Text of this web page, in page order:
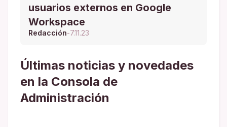
usuarios externos en Google
Workspace
Redacción-7.11.23
Últimas noticias y novedades
en la Consola de
Administración